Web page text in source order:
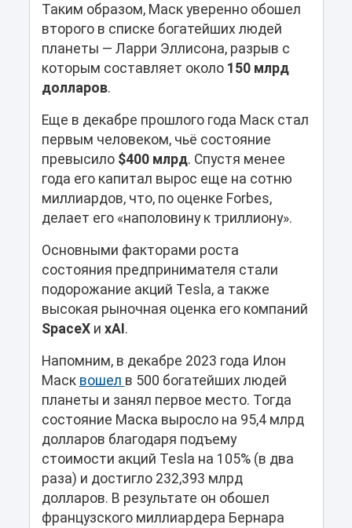
Таким образом, Маск уверенно обошел
второго в списке богатейших людей
планеты — Ларри Эллисона, разрыв с
которым составляет около 150 млрд
долларов.
Еще в декабре прошлого года Маск стал
первым человеком, чьё состояние
превысило $400 млрд. Спустя менее
года его капитал вырос еще на сотню
миллиардов, что, по оценке Forbes,
делает его «наполовину к триллиону».
Основными факторами роста
состояния предпринимателя стали
подорожание акций Tesla, а также
высокая рыночная оценка его компаний
SpaceXи xAI.
Напомним, в декабре 2023 года Илон
Маск вошел в 500 богатейших людей
планеты и занял первое место. Тогда
состояние Маска выросло на 95,4 млрд
долларов благодаря подъему
стоимости акций Tesla на 105% (в два
раза) и достигло 232,393 млрд
долларов. В результате он обошел
французского миллиардера Бернара